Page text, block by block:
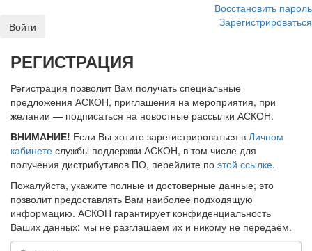
Восстановить пароль
Войти
Зарегистрироваться
РЕГИСТРАЦИЯ
Регистрация позволит Вам получать специальные
предложения АСКОН, приглашения на мероприятия, при
желании — подписаться на новостные рассылки АСКОН.
ВНИМАНИЕ! Если Вы хотите зарегистрироваться в Личном
кабинете службы поддержки АСКОН, в том числе для
получения дистрибутивов ПО, перейдите по этой ссылке.
Пожалуйста, укажите полные и достоверные данные; это
позволит предоставлять Вам наиболее подходящую
информацию. АСКОН гарантирует конфиденциальность
Ваших данных: мы не разглашаем их и никому не передаём.